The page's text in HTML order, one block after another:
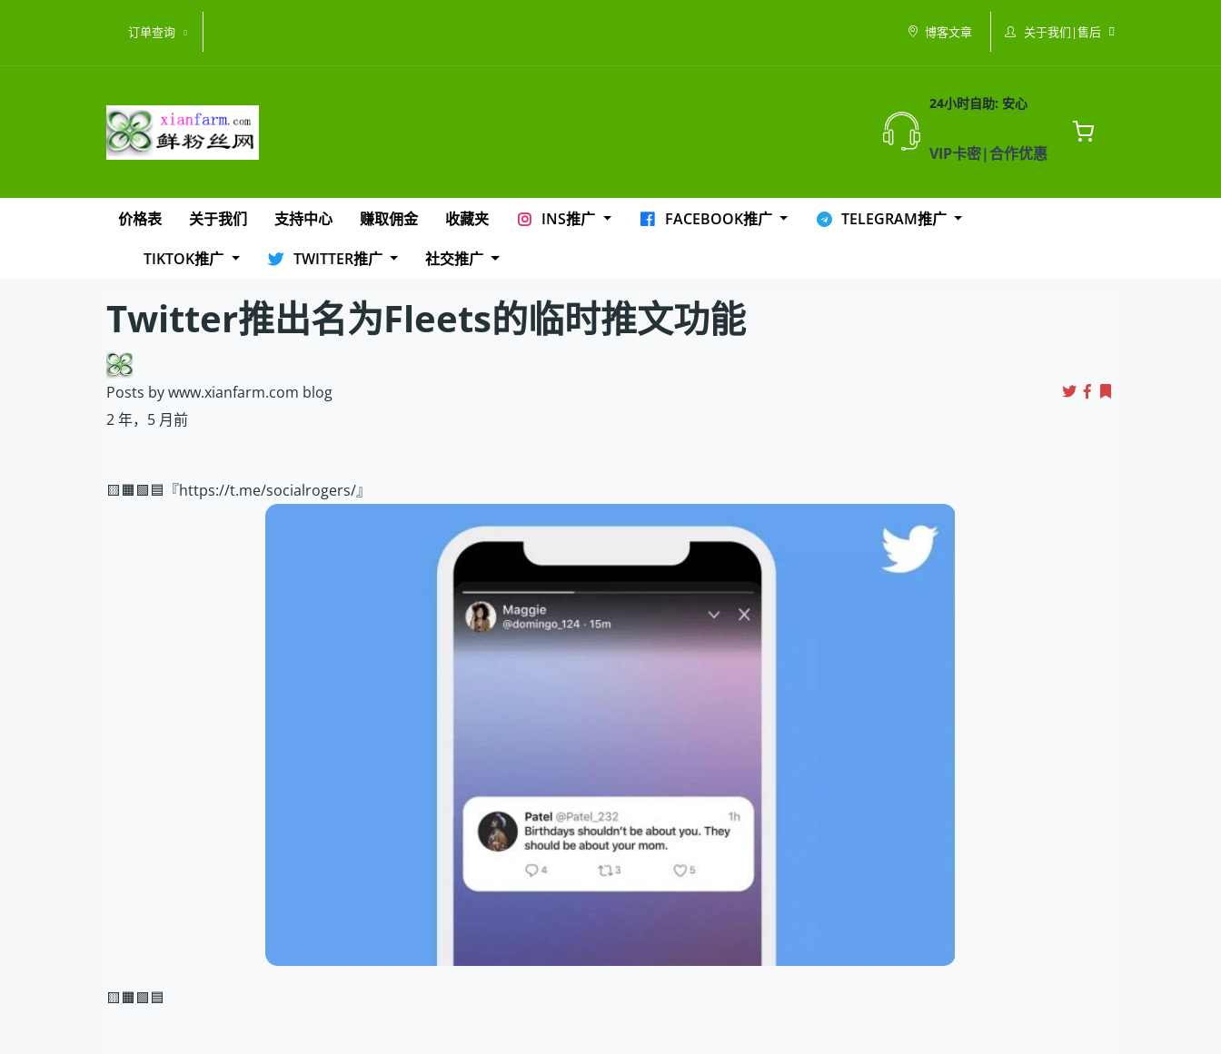
订单查询 博客文章 关于我们|售后
24小时自助: 安心
VIP卡密|合作优惠
价格表 关于我们 支持中心 赚取佣金 收藏夹 INS推广 FACEBOOK推广
TELEGRAM推广
TIKTOK推广
TWITTER推广 社交推广
Twitter推出名为Fleets的临时推文功能
Posts by www.xianfarm.com blog
2 年，5 月前
🟨🟧🟩🟦『https://t.me/socialrogers/』
🟨🟧🟩🟦